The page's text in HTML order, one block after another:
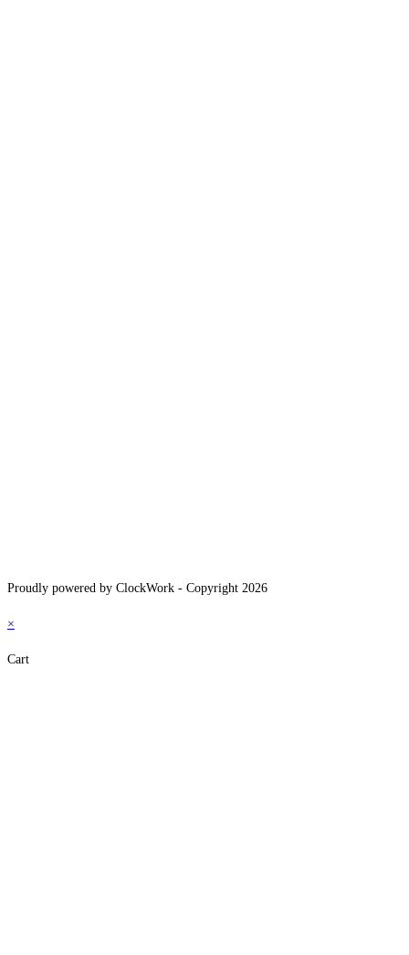
Proudly powered by ClockWork - Copyright 2026
×
Cart